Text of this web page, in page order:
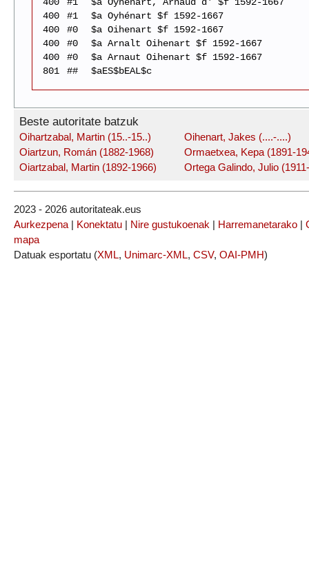
400
#1
$a Oyhénart, Arnaud d' $f 1592-1667
400
#1
$a Oyhénart $f 1592-1667
400
#0
$a Oihenart $f 1592-1667
400
#0
$a Arnalt Oihenart $f 1592-1667
400
#0
$a Arnaut Oihenart $f 1592-1667
801
## $aES$bEAL$c
Beste autoritate batzuk
Oihartzabal, Martin (15..-15..)
Oiartzun, Román (1882-1968)
Oiartzabal, Martin (1892-1966)
Oihenart, Jakes (....-....)
Ormaetxea, Kepa (1891-
Ortega Galindo, Julio
2023 - 2026 autoritateak.eus
Aurkezpena| Konektatu | Nire gustukoenak | Harremanetarako |
mapa
Datuak esportatu (XML, Unimarc-XML, CSV, OAI-PMH)